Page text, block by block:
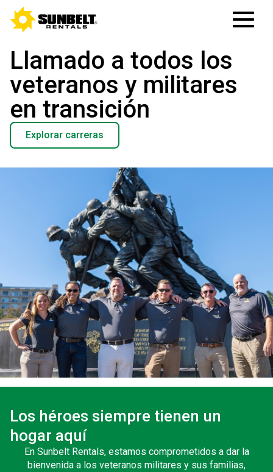
Llamado a todos los
veteranos y militares
en transición
Explorar carreras
Los héroes siempre tienen un
hogar aquí
En Sunbelt Rentals, estamos comprometidos a dar la
bienvenida a los veteranos militares y sus familias,